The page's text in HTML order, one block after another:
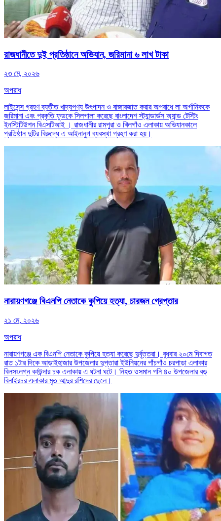
রাজধানীতে দুই প্রতিষ্ঠানে অভিযান, জরিমানা ৬ লাখ টাকা
২৩ মে, ২০২৬
অপরাধ
লাইসেন্স গ্রহণ ব্যতীত খাদ্যপণ্য উৎপাদন ও বাজারজাত করার অপরাধে লা অর্গানিককে
জরিমানা এবং প্রকৃতি ফুডকে সিলগালা করেছে বাংলাদেশ স্ট্যান্ডার্ডস অ্যান্ড টেস্টিং
ইনস্টিটিউশন বিএসটিআই । রাজধানীর রামপুরা ও খিলগাঁও এলাকায় অভিযানকালে
প্রতিষ্ঠান দুটির বিরুদ্ধে এ আইনানুগ ব্যবস্থা গ্রহণ করা হয়।
নারায়ণগঞ্জে বিএনপি নেতাকে কুপিয়ে হত্যা, চারজন গ্রেপ্তার
২১ মে, ২০২৬
অপরাধ
নারায়ণগঞ্জে এক বিএনপি নেতাকে কুপিয়ে হত্যা করেছে দুর্বৃত্তরা। বুধবার ২০মে দিবাগত
রাত ১টার দিকে আড়াইহাজার উপজেলার দুপ্তারা ইউনিয়নের পাঁচগাঁও চরপাড়া এলাকার
বিলসংলগ্ন কাউন্দার চক এলাকায় এ ঘটনা ঘটে। নিহত ওসমান গনি ৪০ উপজেলার বড়
বিনাইরচর এলাকার মৃত আব্দুর রশিদের ছেলে।